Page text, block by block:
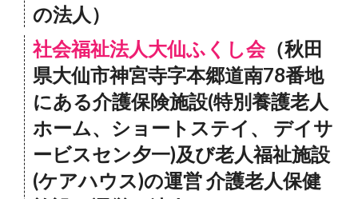
の法人）
社会福祉法人大仙ふくし会（秋田
県大仙市神宮寺字本郷道南78番地
にある介護保険施設(特別養護老人
ホーム、ショートステイ、 デイサ
ービスセン夕一)及び老人福祉施設
(ケアハウス)の運営 介護老人保健